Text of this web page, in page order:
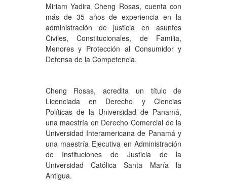
Miriam Yadira Cheng Rosas, cuenta con
más de 35 años de experiencia en la
administración de justicia en asuntos
Civiles, Constitucionales, de Familia,
Menores y Protección al Consumidor y
Defensa de la Competencia.
Cheng Rosas, acredita un título de
Licenciada en Derecho y Ciencias
Políticas de la Universidad de Panamá,
una maestría en Derecho Comercial de la
Universidad Interamericana de Panamá y
una maestría Ejecutiva en Administración
de Instituciones de Justicia de la
Universidad Católica Santa María la
Antigua.